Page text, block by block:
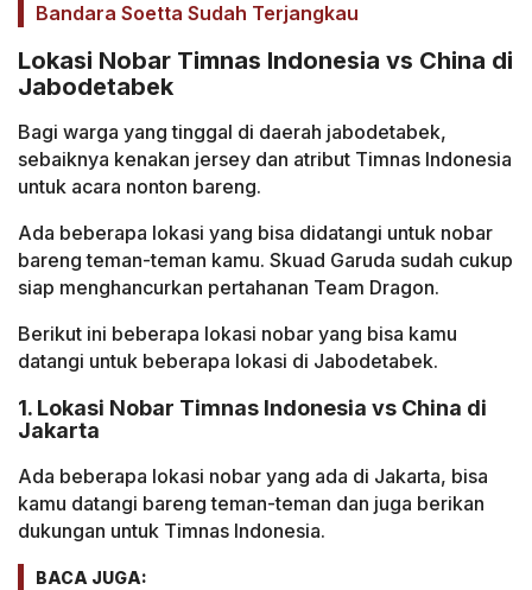
Bandara Soetta Sudah Terjangkau
Lokasi Nobar Timnas Indonesia vs China di
Jabodetabek
Bagi warga yang tinggal di daerah jabodetabek,
sebaiknya kenakan jersey dan atribut Timnas Indonesia
untuk acara nonton bareng.
Ada beberapa lokasi yang bisa didatangi untuk nobar
bareng teman-teman kamu. Skuad Garuda sudah cukup
siap menghancurkan pertahanan Team Dragon.
Berikut ini beberapa lokasi nobar yang bisa kamu
datangi untuk beberapa lokasi di Jabodetabek.
1. Lokasi Nobar Timnas Indonesia vs China di
Jakarta
Ada beberapa lokasi nobar yang ada di Jakarta, bisa
kamu datangi bareng teman-teman dan juga berikan
dukungan untuk Timnas Indonesia.
BACA JUGA: